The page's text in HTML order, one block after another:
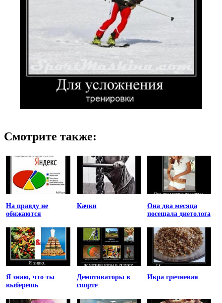
Смотрите также:
На правду не
обижаются
Качки
Она два месяца
посещала диетолога
Я знаю, что ты
выберешь
Демотиваторы в
спорте
Икра гречневая